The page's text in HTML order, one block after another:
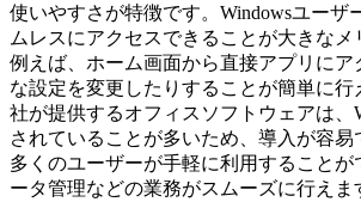
使いやすさが特徴です。Windowsユーザ
ムレスにアクセスできることが大きなメ
例えば、ホーム画面から直接アプリにア
な設定を変更したりすることが簡単に行
社が提供するオフィスソフトウェアは、
されていることが多いため、導入が容易
多くのユーザーが手軽に利用すること
ータ管理などの業務がスムーズに行えま